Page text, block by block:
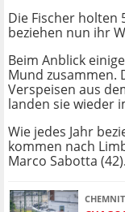
Die Fischer holten
beziehen nun ihr
Beim Anblick
Mund zusammen.
Verspeisen aus
landen sie wieder
Wie jedes Jahr
kommen nach
Marco Sabotta (42).